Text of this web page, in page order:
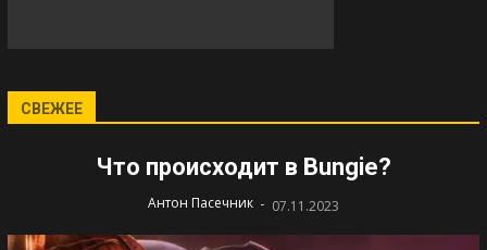
СВЕЖЕЕ
Что происходит в Bungie?
Антон Пасечник - 07.11.2023